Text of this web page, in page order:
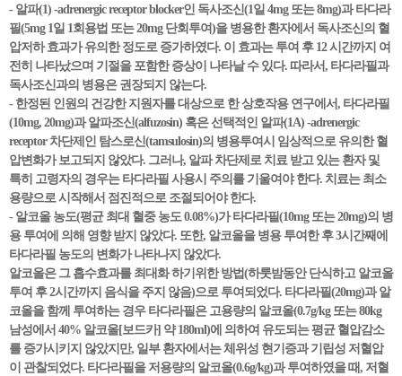
- 알파(1) -adrenergic receptor blocker인 독사조신(1일 4mg 또는 8mg)과 타다라
필(5mg 1일 1회용법 또는 20mg 단회투여)을 병용한 환자에서 독사조신의 혈
압저하 효과가 유의한 정도로 증가하였다. 이 효과는 투여 후 12 시간까지 여
전히 나타났으며 기절을 포함한 증상이 나타날 수 있다. 따라서, 타다라필과
독사조신과의 병용은 권장되지 않는다.
- 한정된 인원의 건강한 지원자를 대상으로 한 상호작용 연구에서, 타다라필
(10mg, 20mg)과 알파조신(alfuzosin) 혹은 선택적인 알파(1A) -adrenergic
receptor 차단제인 탐스로신(tamsulosin)의 병용투여시 임상적으로 유의한 혈
압변화가 보고되지 않았다. 그러나, 알파 차단제로 치료 받고 있는 환자 및
특히 고령자의 경우는 타다라필 사용시 주의를 기울여야 한다. 치료는 최소
용량으로 시작해서 점진적으로 조절되어야 한다.
- 알코올 농도(평균 최대 혈중 농도 0.08%)가 타다라필(10mg 또는 20mg)의 병
용 투여에 의해 영향 받지 않았다. 또한, 알코올을 병용 투여한 후 3시간째에
타다라필 농도의 변화가 나타나지 않았다.
알코올은 그 흡수효과를 최대화 하기위한 방법(하룻밤동안 단식하고 알코올
투여 후 2시간까지 음식을 주지 않음)으로 투여되었다. 타다라필(20mg)과 알
코올을 함께 투여하는 경우 타다라필은 고용량의 알코올(0.7g/kg 또는 80kg
남성에서 40% 알코올[보드카] 약 180ml)에 의하여 유도되는 평균 혈압감소
를 증가시키지 않았지만, 일부 환자에서는 체위성 현기증과 기립성 저혈압
이 관찰되었다. 타다라필을 저용량의 알코올(0.6g/kg)과 투여하였을 때, 저혈